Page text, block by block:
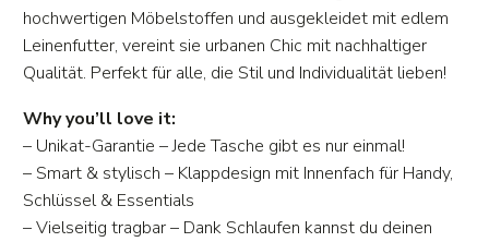
hochwertigen Möbelstoffen und ausgekleidet mit edlem
Leinenfutter, vereint sie urbanen Chic mit nachhaltiger
Qualität. Perfekt für alle, die Stil und Individualität lieben!
Why you’ll love it:
– Unikat-Garantie – Jede Tasche gibt es nur einmal!
– Smart & stylisch – Klappdesign mit Innenfach für Handy,
Schlüssel & Essentials
– Vielseitig tragbar – Dank Schlaufen kannst du deinen